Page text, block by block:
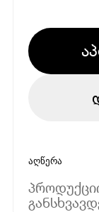
აღწერა